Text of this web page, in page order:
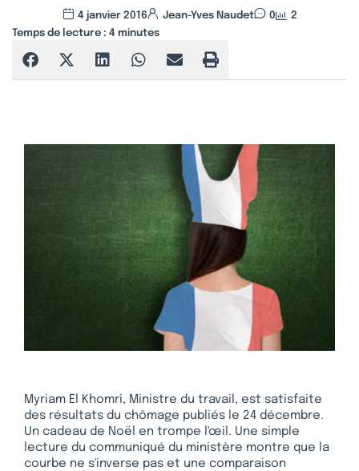
4 janvier 2016 Jean-Yves Naudet 0
2
Temps de lecture : 4 minutes
Myriam El Khomri, Ministre du travail, est satisfaite
des résultats du chômage publiés le 24 décembre.
Un cadeau de Noël en trompe l'œil. Une simple
lecture du communiqué du ministère montre que la
courbe ne s'inverse pas et une comparaison